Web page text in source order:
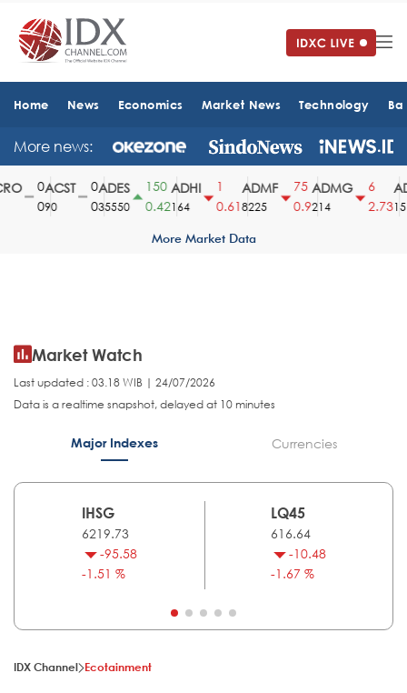
Home News Economics Market News Technology
More news:
ACST
90
ADES
35550
150
0.42
ADHI
164
0.61
ADMF
8225
75
0.9
ADMG
214
2.731510
More Market Data
Market Watch
Last updated : 03.18 WIB | 24/07/2026
Data is a realtime snapshot, delayed at 10 minutes
Major Indexes Currencies
IHSG
6219.73
-95.58
-1.51 %
LQ45
616.64
-10.48
-1.67 %
IDX Channel Ecotainment